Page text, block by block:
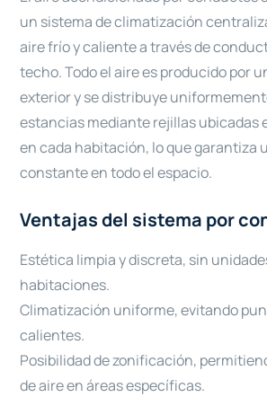
un sistema de climatización
aire frío y caliente a través de
techo. Todo el aire es producido por
exterior y se distribuye
estancias mediante rejillas ubicadas
en cada habitación, lo que garantiza
constante en todo el espacio.
Ventajas del sistema por
Estética limpia y discreta, sin
habitaciones.
Climatización uniforme, evitando
calientes.
Posibilidad de zonificación,
de aire en áreas específicas.